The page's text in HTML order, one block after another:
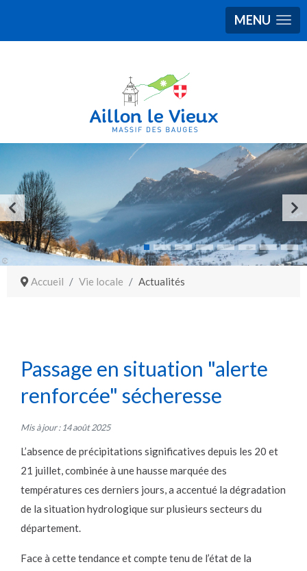
MENU
Accueil Vie locale Actualités
Passage en situation "alerte
renforcée" sécheresse
Mis à jour : 14 août 2025
L’absence de précipitations significatives depuis les 20 et
21 juillet, combinée à une hausse marquée des
températures ces derniers jours, a accentué la dégradation
de la situation hydrologique sur plusieurs secteurs du
département.
Face à cette tendance et compte tenu de l’état de la